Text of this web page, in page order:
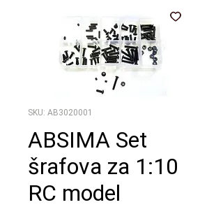
SKU: AB3020001
ABSIMA Set
šrafova za 1:10
RC model